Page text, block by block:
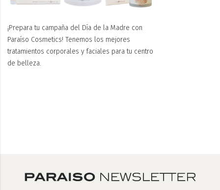
¡Prepara tu campaña del Día de la Madre con
Paraíso Cosmetics! Tenemos los mejores
tratamientos corporales y faciales para tu centro
de belleza.